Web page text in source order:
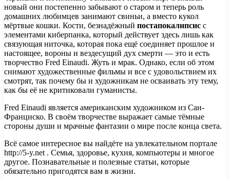
новый они постепенно забывают о старом и теперь роль
домашних любимцев занимают свиньи, а вместо кукол
мёртвые кошки. Кости, безнадёжный постапокалипсис с
элементами киберпанка, который действует здесь лишь как
связующая ниточка, которая пока ещё соединяет прошлое и
настоящее, вороны и вездесущий дух смерти — это и есть
творчество Fred Einaudi. Жуть и мрак. Однако, если об этом
снимают художественные фильмы и все с удовольствием их
смотрят, так почему бы и художникам не осваивать эту тему,
как бы её не критиковали гуманисты.
Fred Einaudi является американским художником из Сан-
Франциско. В своём творчестве выражает самые тёмные
стороны души и мрачные фантазии о мире после конца света.
Всё самое интересное вы найдёте на увлекательном портале
http://5-y.net . Семья, здоровье, кухня, компьютеры и многое
другое. Познавательные и полезные статьи, которые
обязательно пригодятся вам в жизни.